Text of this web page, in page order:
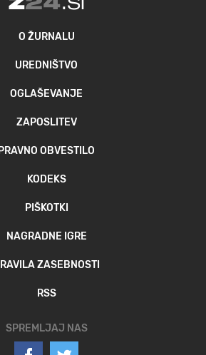
O ŽURNALU
UREDNIŠTVO
OGLAŠEVANJE
ZAPOSLITEV
PRAVNO OBVESTILO
KODEKS
PIŠKOTKI
NAGRADNE IGRE
ZASEBNOSTI
RSS
SPREMLJAJ NAS